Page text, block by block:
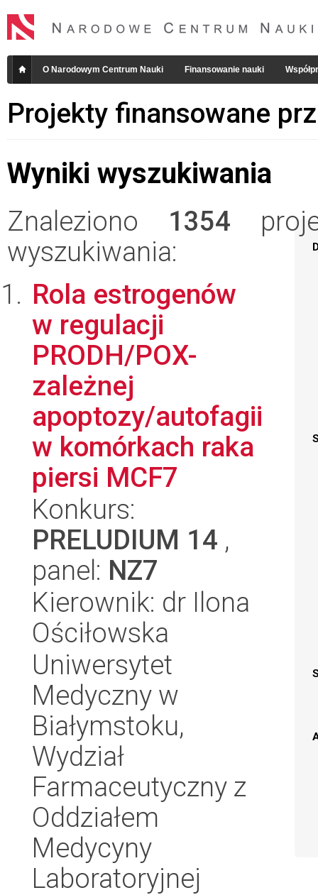
O Narodowym Centrum Nauki Finansowanie nauki
Projekty finansowane
Wyniki wyszukiwania
Znaleziono 1354
wyszukiwania:
Rola estrogenów
w regulacji
PRODH/POX-
zależnej
apoptozy/autofagii
w komórkach raka
piersi MCF7
Konkurs:
PRELUDIUM 14 ,
panel: NZ7
Kierownik: dr Ilona
Ościłowska
Uniwersytet
Medyczny w
Białymstoku,
Wydział
Farmaceutyczny z
Oddziałem
Medycyny
Laboratoryjnej